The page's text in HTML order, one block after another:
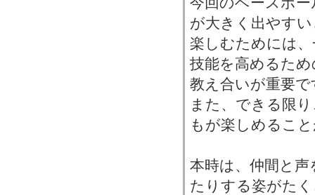
が大きく出やす
楽しむためには
技能を高めるた
教え合いが重要で
また、できる限
もが楽しめるこ
本時は、仲間と
たりする姿がた